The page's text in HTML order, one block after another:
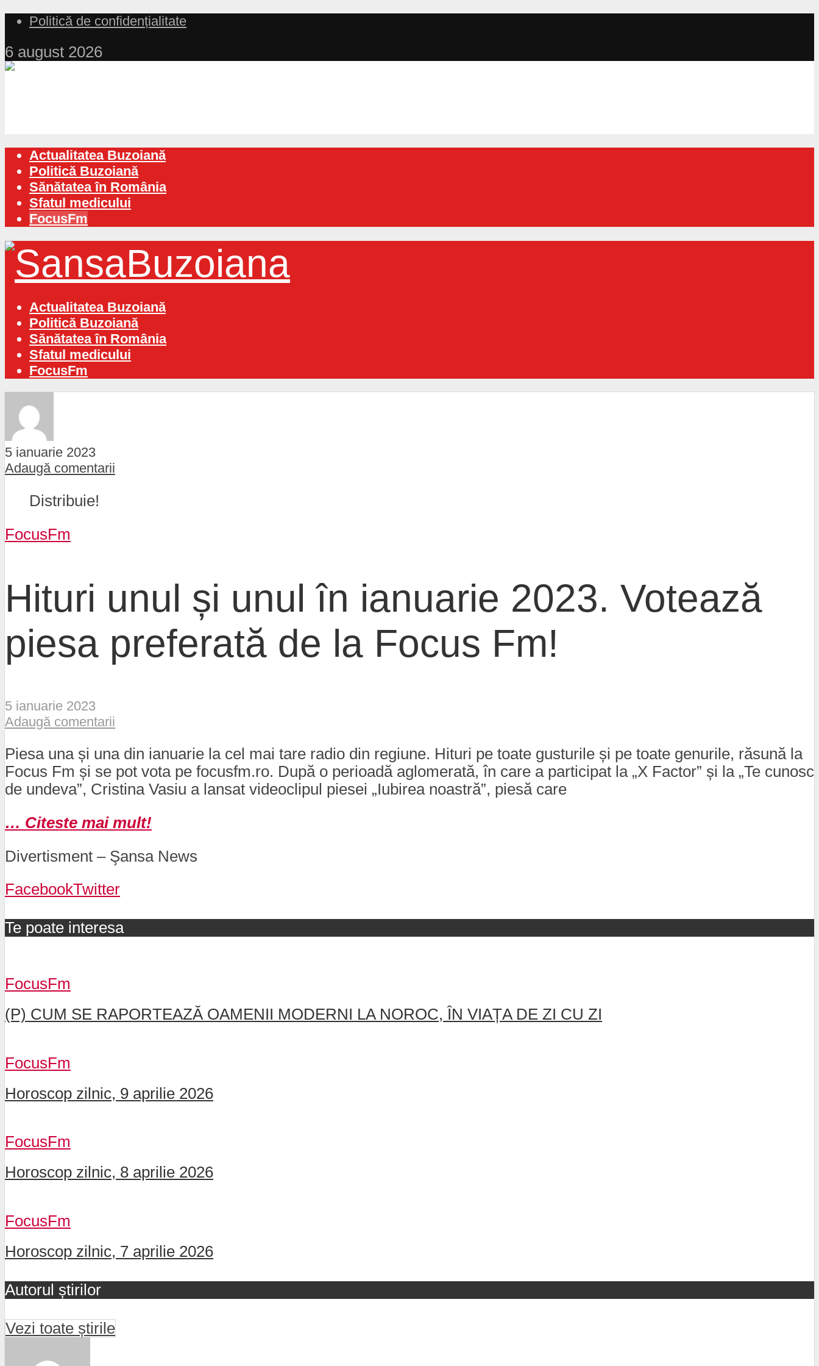
Politică de confidențialitate
6 august 2026
Actualitatea Buzoiană
Politică Buzoiană
Sănătatea în România
Sfatul medicului
FocusFm
Actualitatea Buzoiană
Politică Buzoiană
Sănătatea în România
Sfatul medicului
FocusFm
5 ianuarie 2023
Adaugă comentarii
Distribuie!
FocusFm
Hituri unul și unul în ianuarie 2023. Votează
piesa preferată de la Focus Fm!
5 ianuarie 2023
Adaugă comentarii
Piesa una și una din ianuarie la cel mai tare radio din regiune. Hituri pe toate gusturile și pe toate genurile, răsună la
Focus Fm și se pot vota pe focusfm.ro. După o perioadă aglomerată, în care a participat la „X Factor” și la „Te cunosc
de undeva”, Cristina Vasiu a lansat videoclipul piesei „Iubirea noastră”, piesă care
… Citeste mai mult!
Divertisment – Şansa News
FacebookTwitter
Te poate interesa
FocusFm
(P) CUM SE RAPORTEAZĂ OAMENII MODERNI LA NOROC, ÎN VIAȚA DE ZI CU ZI
FocusFm
Horoscop zilnic, 9 aprilie 2026
FocusFm
Horoscop zilnic, 8 aprilie 2026
FocusFm
Horoscop zilnic, 7 aprilie 2026
Autorul știrilor
Vezi toate știrile